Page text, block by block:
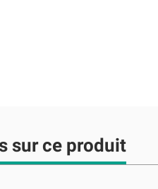
sur ce produit